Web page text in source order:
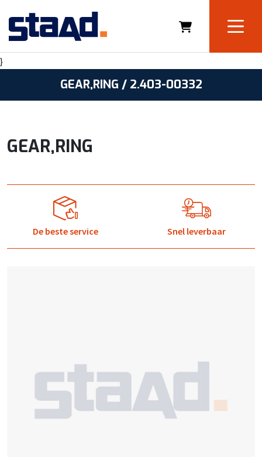
}
GEAR,RING / 2.403-00332
GEAR,RING
De beste service Snel leverbaar